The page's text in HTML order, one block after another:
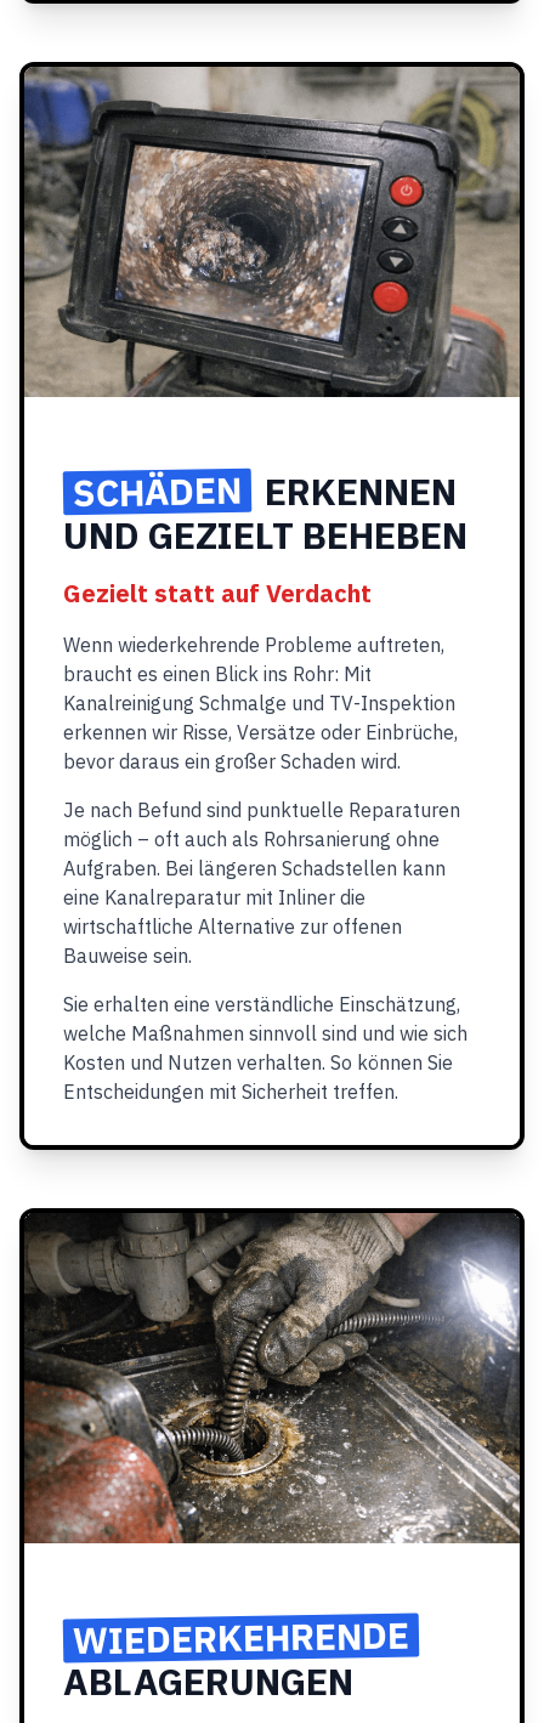
SCHÄDEN ERKENNEN
UND GEZIELT BEHEBEN
Gezielt statt auf Verdacht
Wenn wiederkehrende Probleme auftreten,
braucht es einen Blick ins Rohr: Mit
Kanalreinigung Schmalge und TV-Inspektion
erkennen wir Risse, Versätze oder Einbrüche,
bevor daraus ein großer Schaden wird.
Je nach Befund sind punktuelle Reparaturen
möglich – oft auch als Rohrsanierung ohne
Aufgraben. Bei längeren Schadstellen kann
eine Kanalreparatur mit Inliner die
wirtschaftliche Alternative zur offenen
Bauweise sein.
Sie erhalten eine verständliche Einschätzung,
welche Maßnahmen sinnvoll sind und wie sich
Kosten und Nutzen verhalten. So können Sie
Entscheidungen mit Sicherheit treffen.
WIEDERKEHRENDE
ABLAGERUNGEN